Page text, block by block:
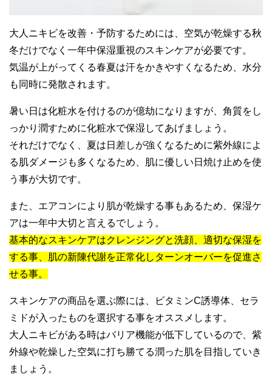
大人ニキビを改善・予防するためには、空気が乾燥する秋
冬だけでなく一年中保湿重視のスキンケアが必要です。
気温が上がってくる春夏は汗をかきやすくなるため、水分
も同時に発散されます。
暑い日は化粧水を付けるのが億劫になりますが、角質をし
っかり潤すために化粧水で保湿してあげましょう。
それだけでなく、夏は日差しが強くなるために紫外線によ
る肌ダメージも多くなるため、肌に優しい日焼け止めを使
う事が大切です。
また、エアコンにより肌が乾燥する事もあるため、保湿ケ
アは一年中大切と言えるでしょう。
基本的なスキンケアはクレンジングと洗顔、適切な保湿を
する事、肌の新陳代謝を正常化しターンオーバーを促進さ
せる事。
スキンケアの商品を選ぶ際には、ビタミンC誘導体、セラ
ミドが入ったものを選択する事をオススメします。
大人ニキビがある時はバリア機能が低下しているので、紫
外線や乾燥した空気に打ち勝てる潤った肌を目指していき
ましょう。